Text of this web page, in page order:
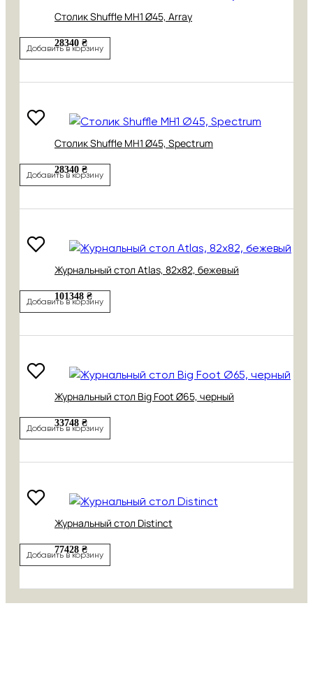
Cтолик Shuffle MH1 Ø45, Array
28340 ₴
Добавить в корзину
Cтолик Shuffle MH1 Ø45, Spectrum
28340 ₴
Добавить в корзину
Журнальный стол Atlas, 82x82, бежевый
101348 ₴
Добавить в корзину
Журнальный стол Big Foot Ø65, черный
33748 ₴
Добавить в корзину
Журнальный стол Distinct
77428 ₴
Добавить в корзину